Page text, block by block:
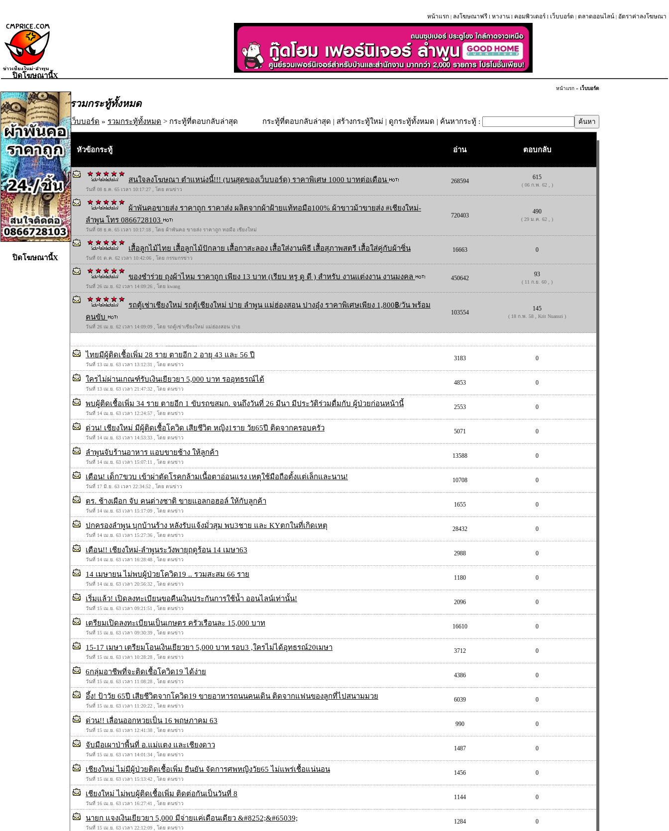
หน้าแรก | ลงโฆษณาฟรี l หางาน l คอมพิวเตอร์ l เว็บบอร์ด | ตลาดออนไลน์ | อัตราค่าลงโฆษณา
หน้าแรก » เว็บบอร์ด
รวมกระทู้ทั้งหมด
เว็บบอร์ด » รวมกระทู้ทั้งหมด > กระทู้ที่ตอบกลับล่าสุด กระทู้ที่ตอบกลับล่าสุด | สร้างกระทู้ใหม่ | ดูกระทู้ทั้งหมด | ค้นหากระทู้ :
หัวข้อกระทู้ อ่าน ตอบกลับ
สนใจลงโฆษณา ตำแหน่งนี้!!! (บนสุดของเว็บบอร์ด) ราคาพิเศษ 1000 บาทต่อเดือน
วันที่ 08 ธ.ค. 65 เวลา 10:17:27 , โดย ตนข่าว
268594
615
( 06 ก.พ. 62 , )
ผ้าพันคอขายส่ง ราคาถูก ราคาส่ง ผลิตจากผ้าฝ้ายแท้ทอมือ100% ผ้าขาวม้าขายส่ง #เชียงใหม่-
ลำพูน โทร 0866728103
วันที่ 08 ธ.ค. 65 เวลา 10:17:18 , โดย ผ้าพันคอ ขายส่ง ราคาถูก ทอมือ เชียงใหม่
720403
490
( 29 ม.ค. 62 , )
เสื้อลูกไม้ไทย เสื้อลูกไม้ปักลาย เสื้อกาสะลอง เสื้อใส่งานพิธี เสื้อสุภาพสตรี เสื้อใส่คู่กับผ้าซิ่น
วันที่ 01 ต.ค. 62 เวลา 10:42:06 , โดย กรรมกรข่าว
16663 0
ของชำร่วย ถุงผ้าไหม ราคาถูก เพียง 13 บาท (เรียบ หรู ดู ดี ) สำหรับ งานแต่งงาน งานมงคล
วันที่ 26 เม.ย. 62 เวลา 14:09:26 , โดย kwang
450642
93
( 11 ก.ย. 60 , )
รถตู้เช่าเชียงใหม่ รถตู้เชียงใหม่ ปาย ลำพูน แม่ฮ่องสอน ปางอุ๋ง ราคาพิเศษเพียง 1,800฿/วัน พร้อม
คนขับ
วันที่ 26 เม.ย. 62 เวลา 14:09:09 , โดย รถตู้เช่าเชียงใหม่ แม่ฮ่องสอน ปาย
103554
145
( 18 ก.พ. 58 , Krit Nuansri )
ไทยมีผู้ติดเชื้อเพิ่ม 28 ราย ตายอีก 2 อายุ 43 และ 56 ปี
วันที่ 13 เม.ย. 63 เวลา 13:12:31 , โดย ตนข่าว
3183 0
ใครไม่ผ่านเกณฑ์รับเงินเยียวยา 5,000 บาท รออุทธรณ์ได้
วันที่ 13 เม.ย. 63 เวลา 21:47:32 , โดย ตนข่าว
4853 0
พบผู้ติดเชื้อเพิ่ม 34 ราย ตายอีก 1 ขับรถขสมก. จนถึงวันที่ 26 มีนา มีประวัติร่วมดื่มกับ ผู้ป่วยก่อนหน้านี้
วันที่ 14 เม.ย. 63 เวลา 12:24:57 , โดย ตนข่าว
2553 0
ด่วน! เชียงใหม่ มีผู้ติดเชื้อโควิด เสียชีวิต หญิง1ราย วัย65ปี ติดจากครอบครัว
วันที่ 14 เม.ย. 63 เวลา 14:53:33 , โดย ตนข่าว
5071 0
ลำพูนจับร้านอาหาร แอบขายช้าง ให้ลูกค้า
วันที่ 14 เม.ย. 63 เวลา 15:07:11 , โดย ตนข่าว
13588 0
เตือน! เด็ก7ขวบ เข้าผ่าตัดโรคกล้ามเนื้อตาอ่อนแรง เหตุใช้มือถือตั้งแต่เล็กและนาน!
วันที่ 17 มิ.ย. 63 เวลา 22:34:52 , โดย ตนข่าว
10708 0
ตร. ช้างเผือก จับ คนต่างชาติ ขายแอลกอฮอล์ ให้กับลูกค้า
วันที่ 14 เม.ย. 63 เวลา 15:17:09 , โดย ตนข่าว
1655 0
ปกครองลำพูน บุกบ้านร้าง หลังรับแจ้งมั่วสุม พบ3ชาย และ KYตกในที่เกิดเหตุ
วันที่ 14 เม.ย. 63 เวลา 15:27:36 , โดย ตนข่าว
28432 0
เตือน!! เชียงใหม่-ลำพูนระวังพายุฤดูร้อน 14 เมษา63
วันที่ 14 เม.ย. 63 เวลา 16:28:48 , โดย ตนข่าว
2988 0
14 เมษายน ไม่พบผู้ป่วยโควิด19 .. รวมสะสม 66 ราย
วันที่ 14 เม.ย. 63 เวลา 20:56:32 , โดย ตนข่าว
1180 0
เริ่มแล้ว! เปิดลงทะเบียนขอคืนเงินประกันการใช้น้ำ ออนไลน์เท่านั้น!
วันที่ 15 เม.ย. 63 เวลา 09:21:51 , โดย ตนข่าว
2096 0
เตรียมเปิดลงทะเบียนเป็นเกษตร ครัวเรือนละ 15,000 บาท
วันที่ 15 เม.ย. 63 เวลา 09:30:39 , โดย ตนข่าว
16610 0
15-17 เมษา เตรียมโอนเงินเยียวยา 5,000 บาท รอบ3 ,ใครไม่ได้อุทธรณ์20เมษา
วันที่ 15 เม.ย. 63 เวลา 10:28:28 , โดย ตนข่าว
3712 0
6กลุ่มอาชีพที่จะติดเชื้อโควิด19 ได้ง่าย
วันที่ 15 เม.ย. 63 เวลา 11:08:28 , โดย ตนข่าว
4386 0
อึ้ง! ป้าวัย 65ปี เสียชีวิตจากโควิด19 ขายอาหารถนนคนเดิน ติดจากแฟนของลูกที่ไปสนามมวย
วันที่ 15 เม.ย. 63 เวลา 11:20:22 , โดย ตนข่าว
6039 0
ด่วน!! เลื่อนออกหวยเป็น 16 พฤษภาคม 63
วันที่ 15 เม.ย. 63 เวลา 12:41:38 , โดย ตนข่าว
990 0
จับมือเผาป่าพื้นที่ อ.แม่แตง และเชียงดาว
วันที่ 15 เม.ย. 63 เวลา 14:01:34 , โดย ตนข่าว
1487 0
เชียงใหม่ ไม่มีผู้ป่วยติดเชื้อเพิ่ม ยืนยัน จัดการศพหญิงวัย65 ไม่แพร่เชื้อแน่นอน
วันที่ 15 เม.ย. 63 เวลา 15:13:42 , โดย ตนข่าว
1456 0
เชียงใหม่ ไม่พบผู้ติดเชื้อเพิ่ม ติดต่อกันเป็นวันที่ 8
วันที่ 16 เม.ย. 63 เวลา 16:27:41 , โดย ตนข่าว
1144 0
นายก แจงเงินเยียวยา 5,000 มีจ่ายแค่เดือนเดียว &#8252;&#65039;
วันที่ 15 เม.ย. 63 เวลา 22:12:09 , โดย ตนข่าว
1284 0
ปิดโฆษณานี้X
ปิดโฆษณานี้X